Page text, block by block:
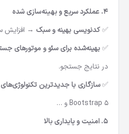
۴. عملکرد سریع و بهینه‌سازی شده
✅کدنویسی بهینه و سبک → افزایش
✅بهینه‌شده برای سئو و موتورهای
در نتایج جستجو.
✅سازگاری با جدیدترین
Bootstrap 5 و …
۵. امنیت و پایداری بالا